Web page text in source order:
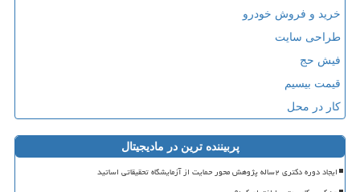
خرید و فروش خودرو
طراحی سایت
فیش حج
قیمت بیسیم
کار در محل
پربیننده ترین در مادیجیتال
ایجاد دوره دکتری ۲ساله پژوهش محور حمایت از آزمایشگاه تحقیقاتی اساتید